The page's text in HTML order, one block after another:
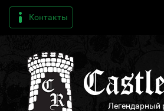
Контакты
Легендарный